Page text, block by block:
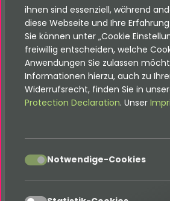
Zeitlich unbegrenzte Nutzung
Premium-Support für 1
12 Monate Updates
Support- & Issue-Tracker
Verwaltungsoberfläche für
Notizen
Kostenfrei durch Open-
ihnen sind essenziell, während
diese Webseite und Ihre
Sie können unter „Cookie
freiwillig entscheiden, welche
Anwendungen Sie zulassen
Informationen hierzu, auch zu
Widerrufsrecht, finden Sie in
Protection Declaration. Unser
accept Notwendige-Cookies
accept